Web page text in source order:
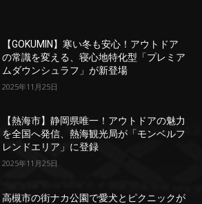
【GOKUMIN】寒い冬も安心！アウトドア
の常識を変える、寝心地特化型「プレミア
ムダウンシュラフ」が新登場
2025年11月25日
【熱海市】静岡県唯一！アウトドアの魅力
を全国へ発信、熱海観光局が「モンベルフ
レンドエリア」に登録
2025年11月25日
高槻市の街ナカ公園で愛犬とピクニックが